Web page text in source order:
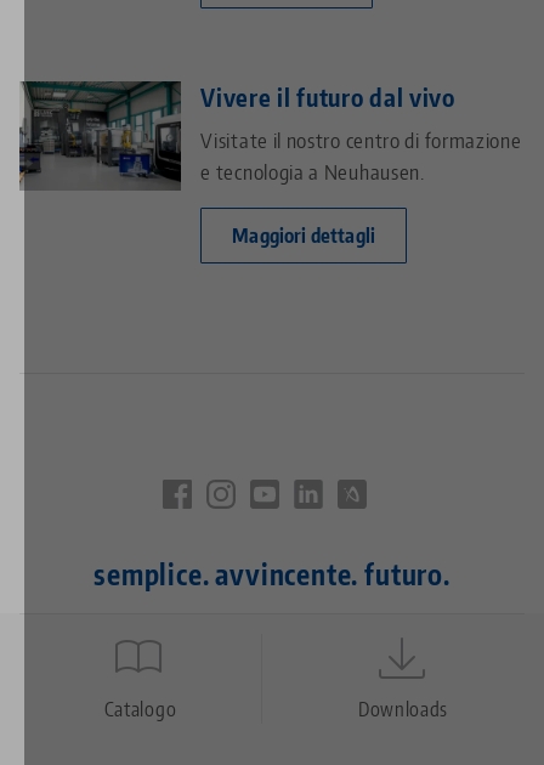
Vivere il futuro dal vivo
Visitate il nostro centro di formazione
e tecnologia a Neuhausen.
Maggiori dettagli
semplice. avvincente. futuro.
Quicklinks
FooterCatalogo Downloads